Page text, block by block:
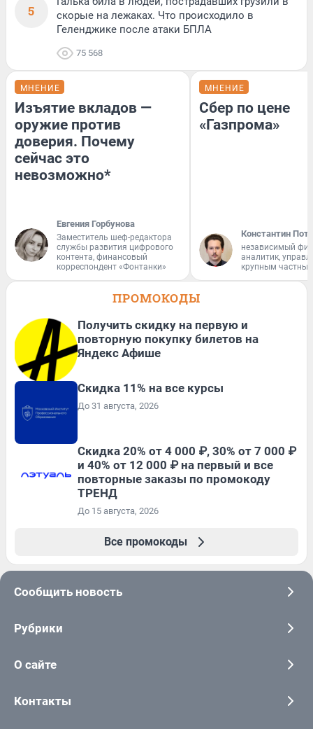
5
скорые на лежаках. Что происходило в
Геленджике после атаки БПЛА
75 568
МНЕНИЕ
Изъятие вкладов —
оружие против
доверия. Почему
сейчас это
невозможно*
Евгения Горбунова
Заместитель шеф-редактора
службы развития цифрового
контента, финансовый
корреспондент «Фонтанки»
МНЕНИЕ
Сбер по цене
«Газпрома»
Константин
независимый
аналитик,
крупным
ПРОМОКОДЫ
Получить скидку на первую и
повторную покупку билетов на
Яндекс Афише
Скидка 11% на все курсы
До 31 августа, 2026
Скидка 20% от 4 000 ₽, 30% от 7 000 ₽
и 40% от 12 000 ₽ на первый и все
повторные заказы по промокоду
ТРЕНД
До 15 августа, 2026
Все промокоды
Сообщить новость
Рубрики
О сайте
Контакты